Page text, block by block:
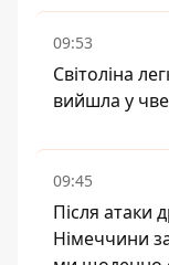
09:53
Світоліна
вийшла у
09:45
Після атаки
Німеччини